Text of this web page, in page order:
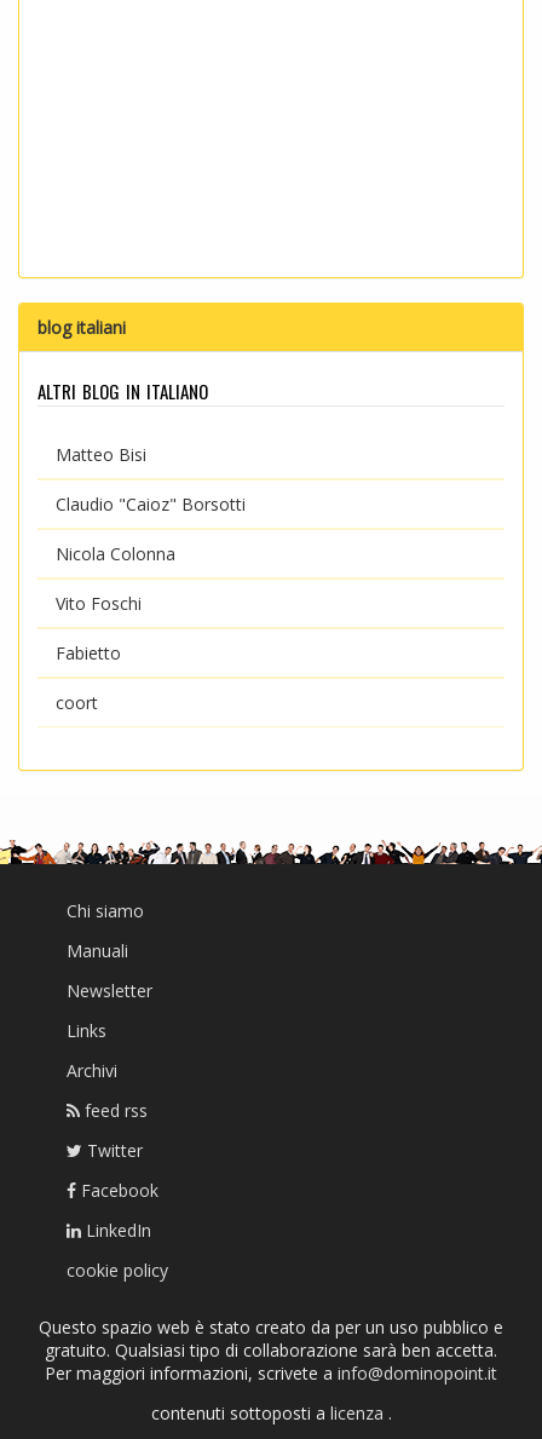
blog italiani
altri blog in italiano
Matteo Bisi
Claudio "Caioz" Borsotti
Nicola Colonna
Vito Foschi
Fabietto
coort
Chi siamo
Manuali
Newsletter
Links
Archivi
feed rss
Twitter
Facebook
LinkedIn
cookie policy
Questo spazio web è stato creato da per un uso pubblico e
gratuito. Qualsiasi tipo di collaborazione sarà ben accetta.
Per maggiori informazioni, scrivete a info@dominopoint.it
contenuti sottoposti a licenza .